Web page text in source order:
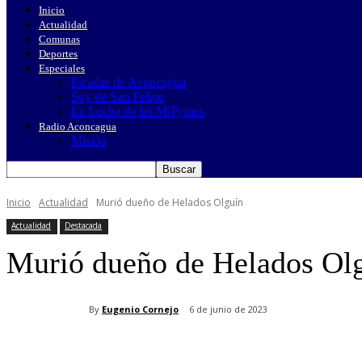
Inicio
Actualidad
Comunas
Deportes
Especiales
Picadas de Aconcagua
Soy de San Felipe
La Lucha de las MiPymes
Radio Aconcagua
Misión
Inicio Actualidad Murió dueño de Helados Olguín
Actualidad Destacada
Murió dueño de Helados
By Eugenio Cornejo 6 de junio de 2023